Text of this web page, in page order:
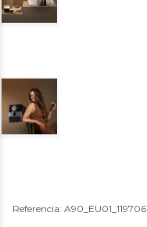
Referencia: A90_EU01_119706